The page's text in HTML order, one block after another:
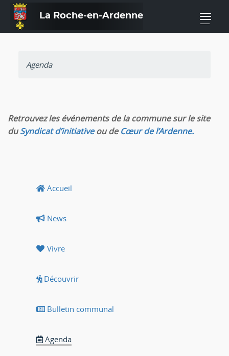
La Roche-en-Ardenne —
Agenda
Retrouvez les événements de la commune sur le site
duSyndicat d’initiativeou deCœur de l’Ardenne.
Accueil
News
Vivre
Découvrir
Bulletin communal
Agenda